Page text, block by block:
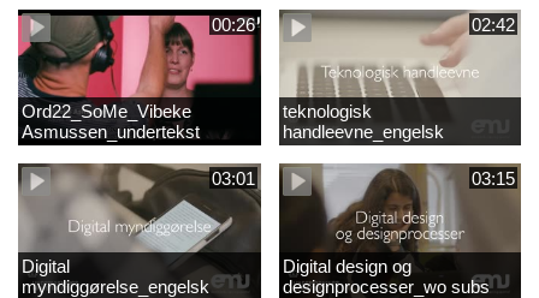
00:26
Ord22_SoMe_Vibeke
Asmussen_undertekst
02:42
teknologisk
handleevne_engelsk
03:01
Digital
myndiggørelse_engelsk
03:15
Digital design og
designprocesser_wo subs